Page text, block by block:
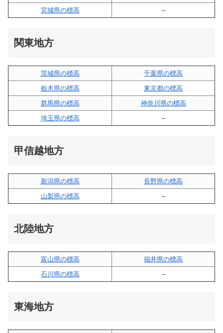
宮城県の標高
–
関東地方
茨城県の標高
千葉県の標高
栃木県の標高
東京都の標高
群馬県の標高
神奈川県の標高
埼玉県の標高
–
甲信越地方
新潟県の標高
長野県の標高
山梨県の標高
–
北陸地方
富山県の標高
福井県の標高
石川県の標高
–
東海地方